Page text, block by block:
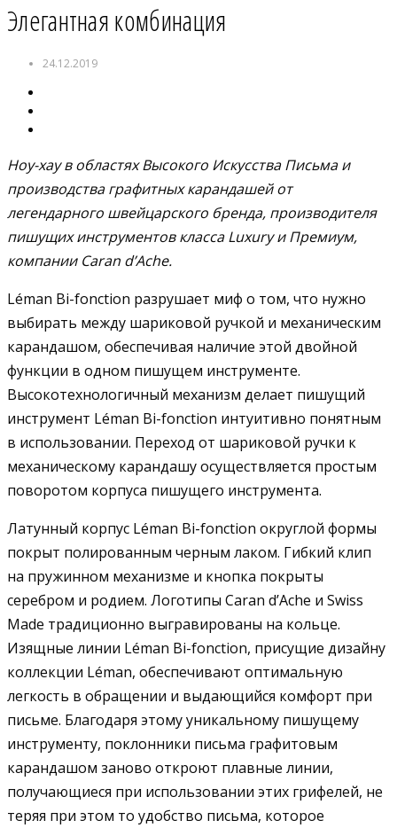
Элегантная комбинация
24.12.2019
Ноу-хау в областях Высокого Искусства Письма и
производства графитных карандашей от
легендарного швейцарского бренда, производителя
пишущих инструментов класса Luxury и Премиум,
компании Caran d’Ache.
Léman Bi-fonction разрушает миф о том, что нужно
выбирать между шариковой ручкой и механическим
карандашом, обеспечивая наличие этой двойной
функции в одном пишущем инструменте.
Высокотехнологичный механизм делает пишущий
инструмент Léman Bi-fonction интуитивно понятным
в использовании. Переход от шариковой ручки к
механическому карандашу осуществляется простым
поворотом корпуса пишущего инструмента.
Латунный корпус Léman Bi-fonction округлой формы
покрыт полированным черным лаком. Гибкий клип
на пружинном механизме и кнопка покрыты
серебром и родием. Логотипы Caran d’Ache и Swiss
Made традиционно выгравированы на кольце.
Изящные линии Léman Bi-fonction, присущие дизайну
коллекции Léman, обеспечивают оптимальную
легкость в обращении и выдающийся комфорт при
письме. Благодаря этому уникальному пишущему
инструменту, поклонники письма графитовым
карандашом заново откроют плавные линии,
получающиеся при использовании этих грифелей, не
теряя при этом то удобство письма, которое